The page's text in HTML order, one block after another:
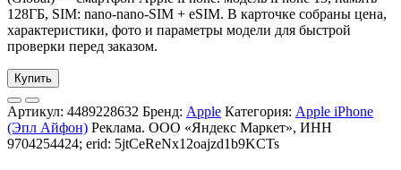
128ГБ, SIM: nano-nano-SIM + eSIM. В карточке собраны цена,
характеристики, фото и параметры модели для быстрой
проверки перед заказом.
Купить
Артикул: 4489228632 Бренд: Apple Категория: Apple iPhone
(Эпл Айфон) Реклама. ООО «Яндекс Маркет», ИНН
9704254424; erid: 5jtCeReNx12oajzd1b9KCTs